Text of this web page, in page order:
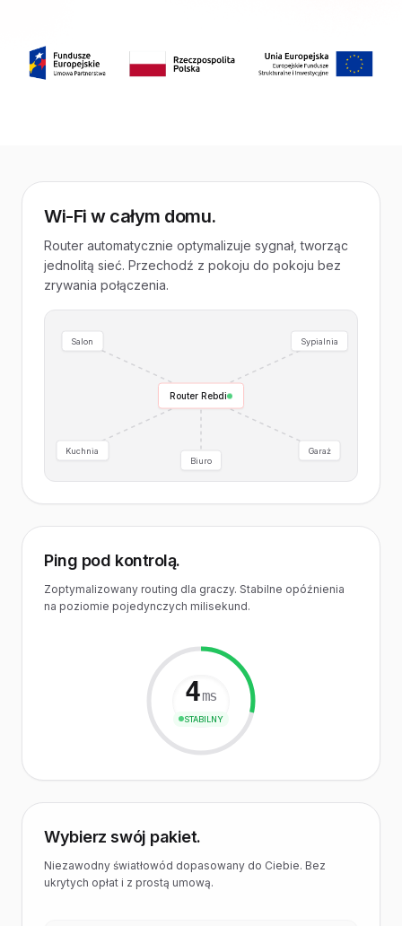
Wi-Fi w całym domu.
Router automatycznie optymalizuje sygnał, tworząc
jednolitą sieć. Przechodź z pokoju do pokoju bez
zrywania połączenia.
Router Rebdi
Salon Sypialnia
Kuchnia
Garaż
Biuro
Ping pod kontrolą.
Zoptymalizowany routing dla graczy. Stabilne opóźnienia
na poziomie pojedynczych milisekund.
4ms
STABILNY
Wybierz swój pakiet.
Niezawodny światłowód dopasowany do Ciebie. Bez
ukrytych opłat i z prostą umową.